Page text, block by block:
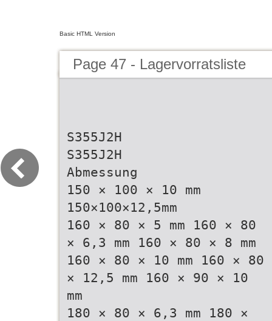
Basic HTML Version
Page 47 - Lagervorratsliste
S355J2H
S355J2H
Abmessung
150 × 100 × 10 mm
150×100×12,5mm
160 × 80 × 5 mm 160 × 80
× 6,3 mm 160 × 80 × 8 mm
160 × 80 × 10 mm 160 × 80
× 12,5 mm 160 × 90 × 10
mm
180 × 80 × 6,3 mm 180 ×